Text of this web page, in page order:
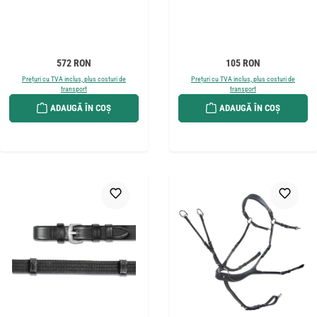
Preț obișnuit:
572 RON
Prețuri cu TVA inclus, plus costuri de
transport
ADAUGĂ ÎN COȘ
Preț obișnuit:
105 RON
Prețuri cu TVA inclus, plus costuri de
transport
ADAUGĂ ÎN COȘ